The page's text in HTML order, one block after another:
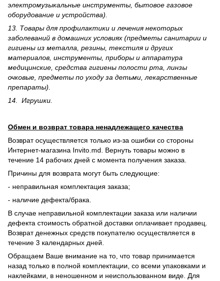
электрому­зыкальные инструменты, бытовое газовое
оборудование и устройства).
13. Товары для профилактики и лечения некоторых
заболеваний в домашних условиях (предметы санитарии и
гигиены из металла, резины, текстиля и других
материалов, инструменты, приборы и аппаратура
медицинские, средства гигиены полости рта, линзы
очковые, предметы по уходу за детьми, лекарственные
препараты).
14. Игрушки.
Обмен и возврат товара ненадлежащего качества
Возврат осуществляется только из-за ошибки со стороны
Интернет-магазина Invito.md. Вернуть товары можно в
течение 14 рабочих дней с момента получения заказа.
Причины для возврата могут быть следующие:
- неправильная комплектация заказа;
- наличие дефекта/брака.
В случае неправильной комплектации заказа или наличии
дефекта стоимость обратной доставки оплачивает продавец.
Возврат денежных средств покупателю осуществляется в
течение 3 календарных дней.
Обращаем Ваше внимание на то, что товар принимается
назад только в полной комплектации, со всеми упаковками и
наклейками, в неношенном и неиспользованном виде. Для